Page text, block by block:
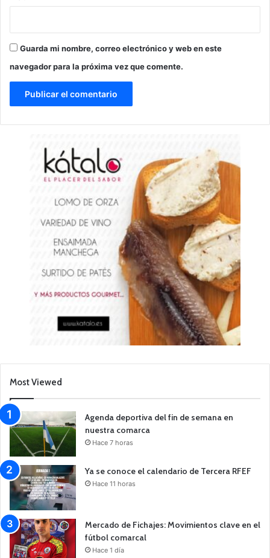
Guarda mi nombre, correo electrónico y web en este
navegador para la próxima vez que comente.
Most Viewed
Agenda deportiva del fin de semana en
nuestra comarca
Hace 7 horas
Ya se conoce el calendario de Tercera RFEF
Hace 11 horas
Mercado de Fichajes: Movimientos clave en el
fútbol comarcal
Hace 1 día